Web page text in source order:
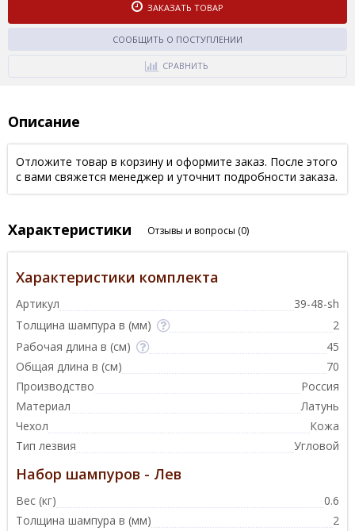
ЗАКАЗАТЬ ТОВАР
СООБЩИТЬ О ПОСТУПЛЕНИИ
СРАВНИТЬ
Описание
Отложите товар в корзину и оформите заказ. После этого
с вами свяжется менеджер и уточнит подробности заказа.
Характеристики Отзывы и вопросы (0)
Характеристики комплекта
Артикул
39-48-sh
Толщина шампура в (мм)
2
Рабочая длина в (см)
45
Общая длина в (см)
70
Производство
Россия
Материал
Латунь
Чехол
Кожа
Тип лезвия
Угловой
Набор шампуров - Лев
Вес (кг)
0.6
Толщина шампура в (мм)
2